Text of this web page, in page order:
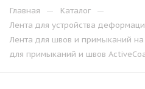
Главная — Каталог —
Лента для устройства
Лента для швов и примыканий на
для примыканий и швов